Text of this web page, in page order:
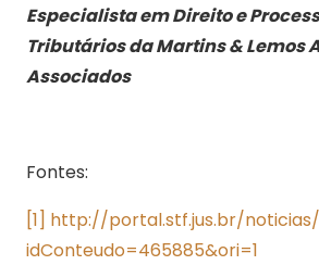
Especialista em Direito e
Tributáriosda Martins & Lemos
Associados
Fontes:
[1] http://portal.stf.jus.br/
idConteudo=465885&ori=1